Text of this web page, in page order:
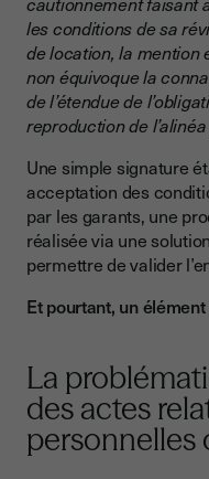
les conditions de sa
de location, la mention
non équivoque la
de l’étendue de
reproduction de
Une simple signature
acceptation des
par les garants, une
réalisée via une
permettre de valider
Et pourtant, un
La
des actes
personnelles